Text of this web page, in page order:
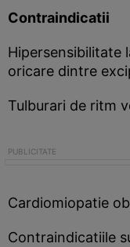
Contraindicatii
Hipersensibilitate
oricare dintre
Tulburari de ritm
Cardiomiopatie
Contraindicatiile